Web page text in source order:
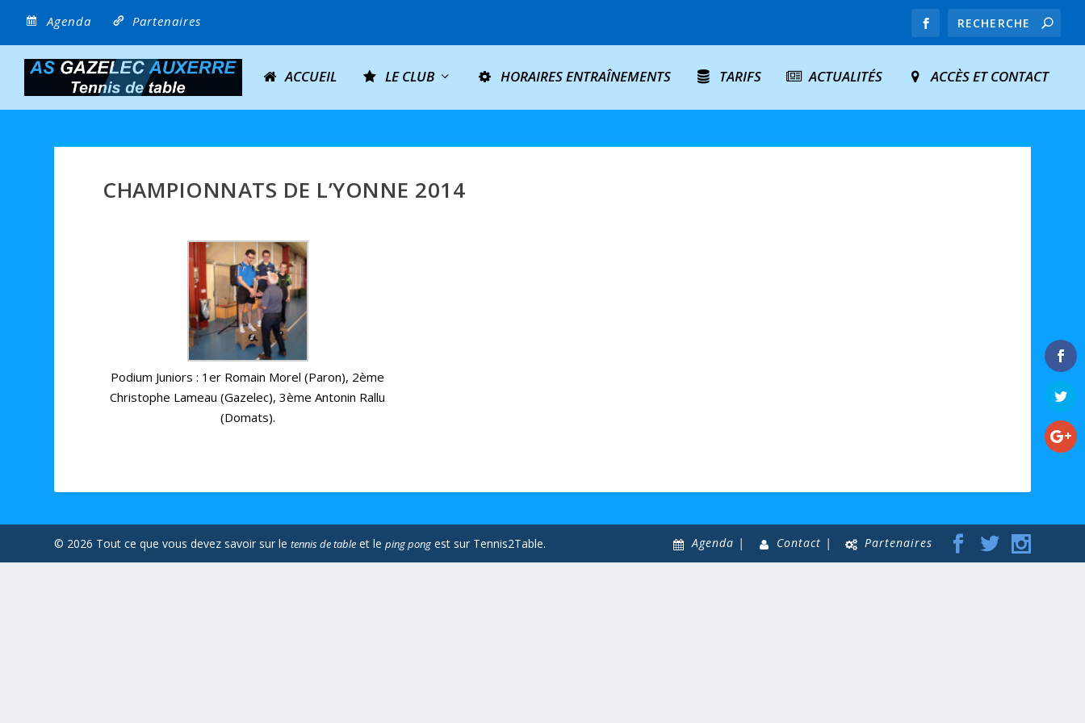
Agenda Partenaires
ACCUEIL LE CLUB HORAIRES ENTRAÎNEMENTS TARIFS ACTUALITÉS ACCÈS ET CONTACT
CHAMPIONNATS DE L’YONNE 2014
Podium Juniors : 1er Romain Morel (Paron), 2ème
Christophe Lameau (Gazelec), 3ème Antonin Rallu
(Domats).
© 2026 Tout ce que vous devez savoir sur letennis de table et leping pong est sur Tennis2Table. Agenda | Contact | Partenaires